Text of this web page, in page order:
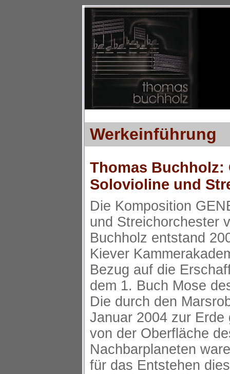
Werkeinführung
Thomas Buchholz:
Solovioline und
Die Komposition
und Streichorchester
Buchholz entstand
Kiever
Bezug auf die
dem 1. Buch Mose
Die durch den
Januar 2004 zur Erde
von der Oberfläche
Nachbarplaneten
für das Entstehen